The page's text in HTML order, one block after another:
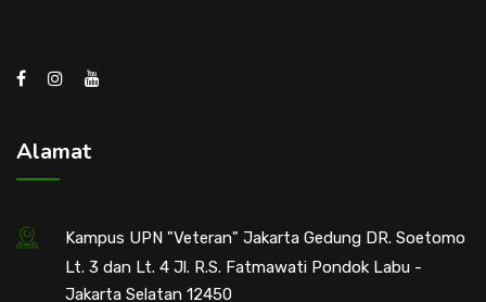
Alamat
Kampus UPN "Veteran" Jakarta Gedung DR. Soetomo
Lt. 3 dan Lt. 4 Jl. R.S. Fatmawati Pondok Labu -
Jakarta Selatan 12450